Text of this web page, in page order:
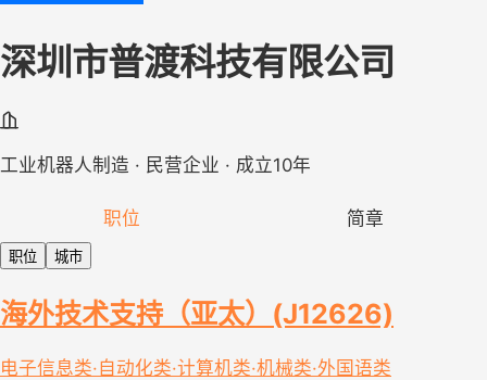
深圳市普渡科技有限公司
工业机器人制造 · 民营企业 · 成立10年
职位 简章
职位 城市
海外技术支持（亚太）(J12626)
电子信息类·自动化类·计算机类·机械类·外国语类